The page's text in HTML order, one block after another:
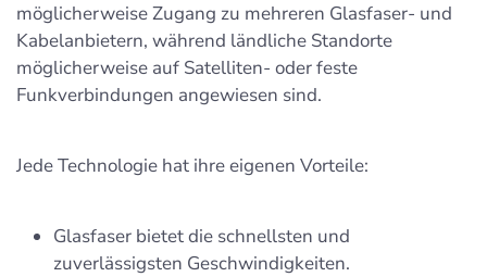
möglicherweise Zugang zu mehreren Glasfaser- und
Kabelanbietern, während ländliche Standorte
möglicherweise auf Satelliten- oder feste
Funkverbindungen angewiesen sind.
Jede Technologie hat ihre eigenen Vorteile:
Glasfaser bietet die schnellsten und
zuverlässigsten Geschwindigkeiten.